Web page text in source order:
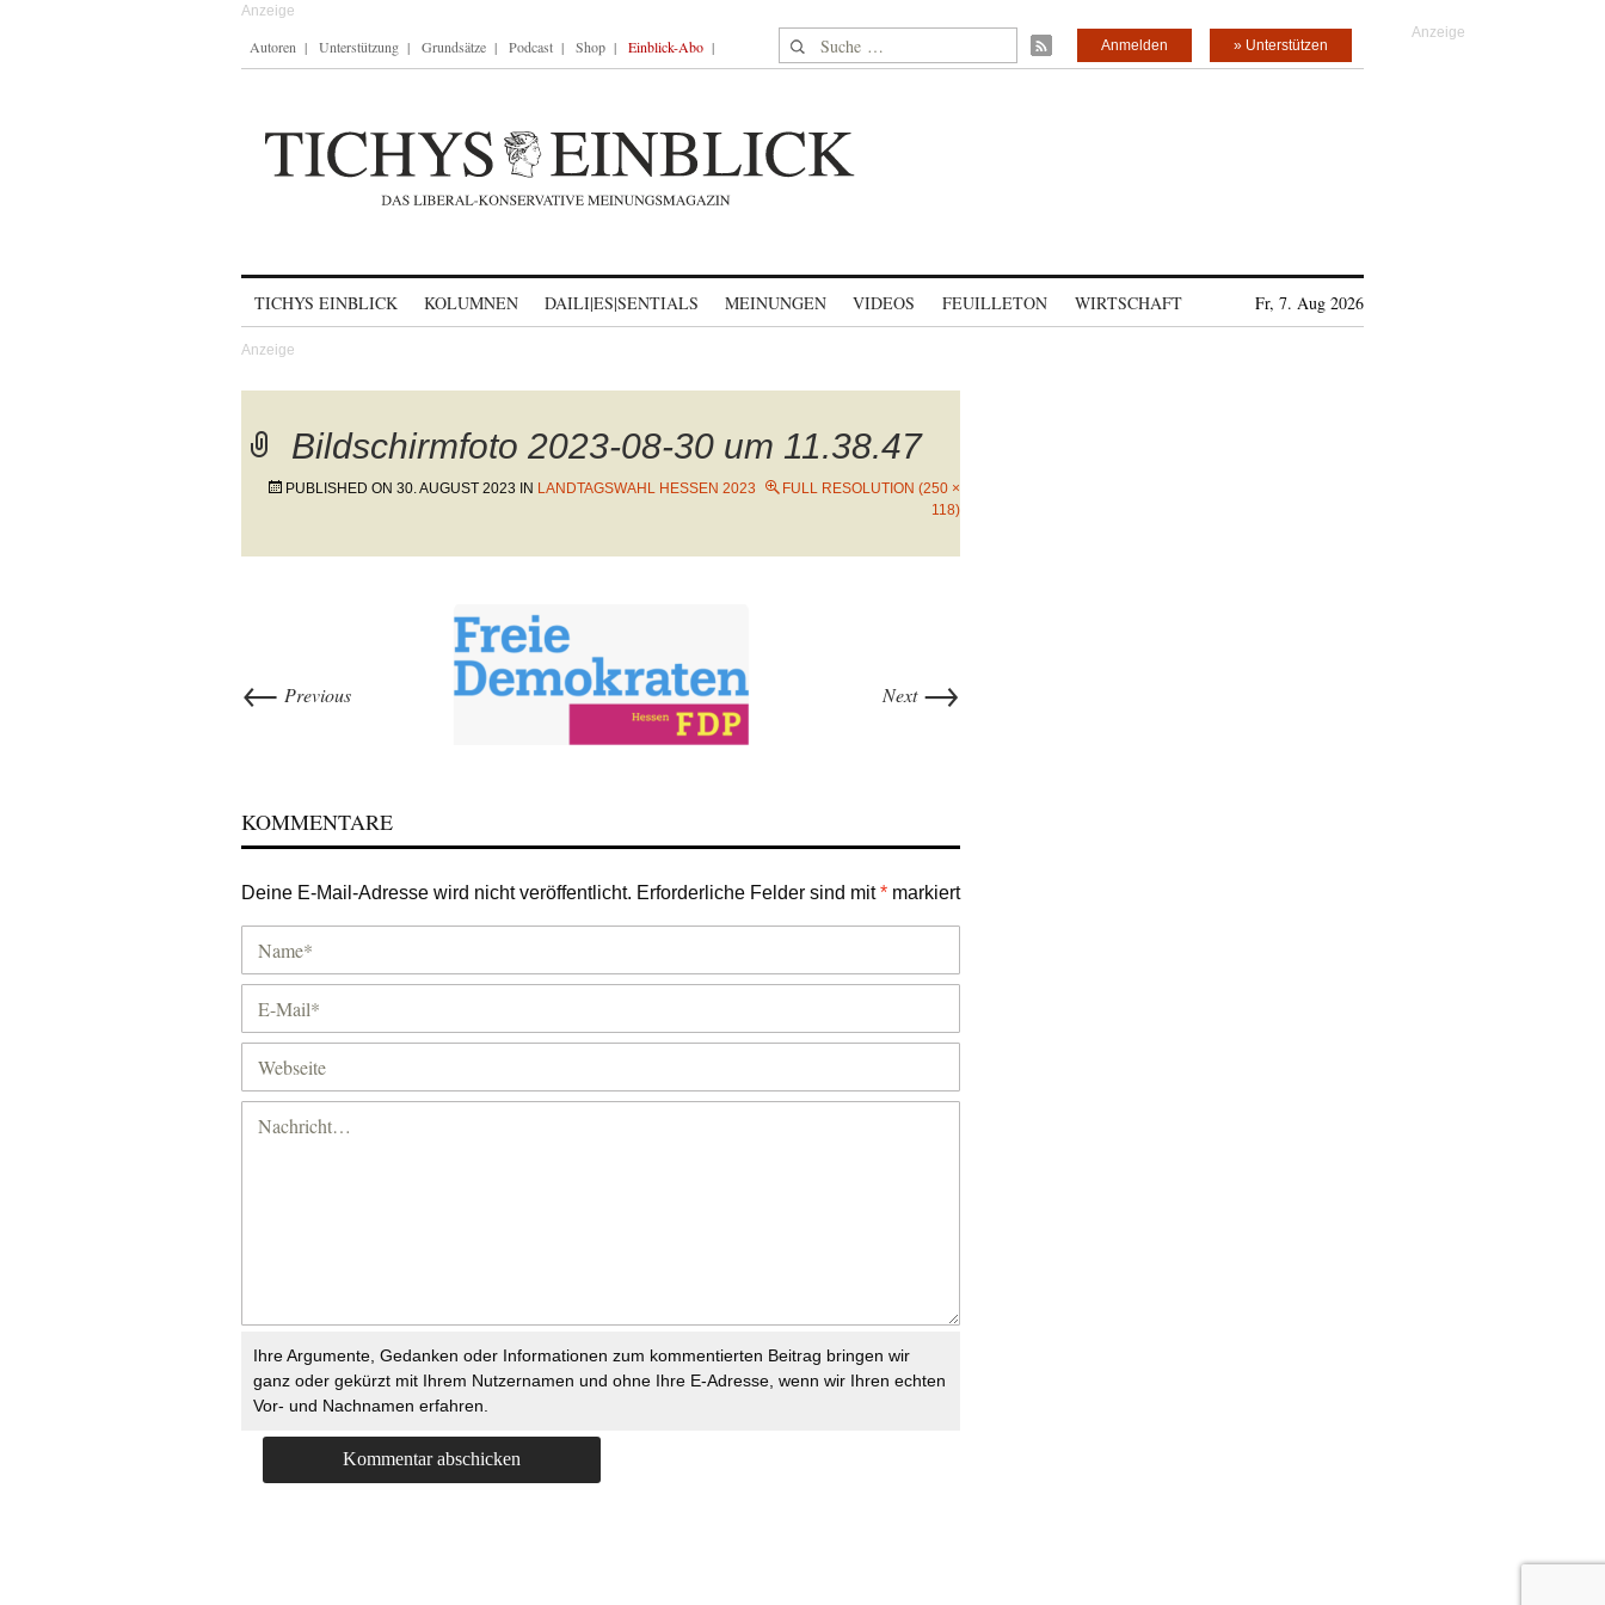
Autoren Unterstützung Grundsätze Podcast Shop Einblick-Abo Suche nach: » Unterstützen
Anmelden
TICHYS EINBLICK KOLUMNEN DAILI|ES|SENTIALS MEINUNGEN VIDEOS FEUILLETON WIRTSCHAFT Fr, 7. Aug 2026
Bildschirmfoto 2023-08-30 um 11.38.47
PUBLISHED ON 30. AUGUST 2023 IN LANDTAGSWAHL HESSEN 2023
FULL RESOLUTION (250 ×
118)
← Previous Next →
KOMMENTARE
Deine E-Mail-Adresse wird nicht veröffentlicht. Erforderliche Felder sind mit* markiert
Ihre Argumente, Gedanken oder Informationen zum kommentierten Beitrag bringen wir
ganz oder gekürzt mit Ihrem Nutzernamen und ohne Ihre E-Adresse, wenn wir Ihren echten
Vor- und Nachnamen erfahren.